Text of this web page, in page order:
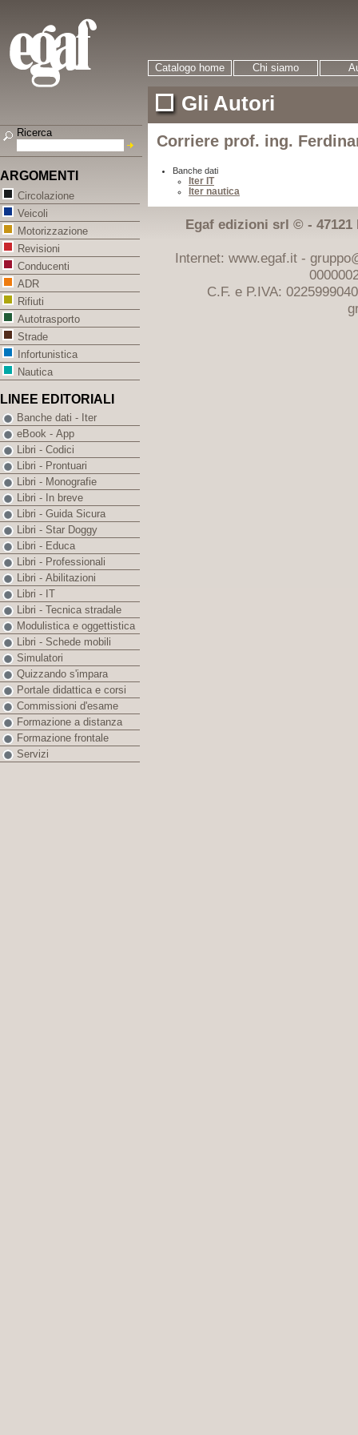
Catalogo home Chi siamo
Gli Autori
Corriere prof. ing.
Banche dati
Iter IT
Iter nautica
Egaf edizioni srl © - 47121
Internet: www.egaf.it -
C.F. e P.IVA:
Ricerca
ARGOMENTI
Circolazione
Veicoli
Motorizzazione
Revisioni
Conducenti
ADR
Rifiuti
Autotrasporto
Strade
Infortunistica
Nautica
LINEE EDITORIALI
Banche dati - Iter
eBook - App
Libri - Codici
Libri - Prontuari
Libri - Monografie
Libri - In breve
Libri - Guida Sicura
Libri - Star Doggy
Libri - Educa
Libri - Professionali
Libri - Abilitazioni
Libri - IT
Libri - Tecnica stradale
Modulistica e oggettistica
Libri - Schede mobili
Simulatori
Quizzando s'impara
Portale didattica e corsi
Commissioni d'esame
Formazione a distanza
Formazione frontale
Servizi